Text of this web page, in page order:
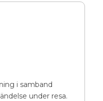
i samband
under resa.